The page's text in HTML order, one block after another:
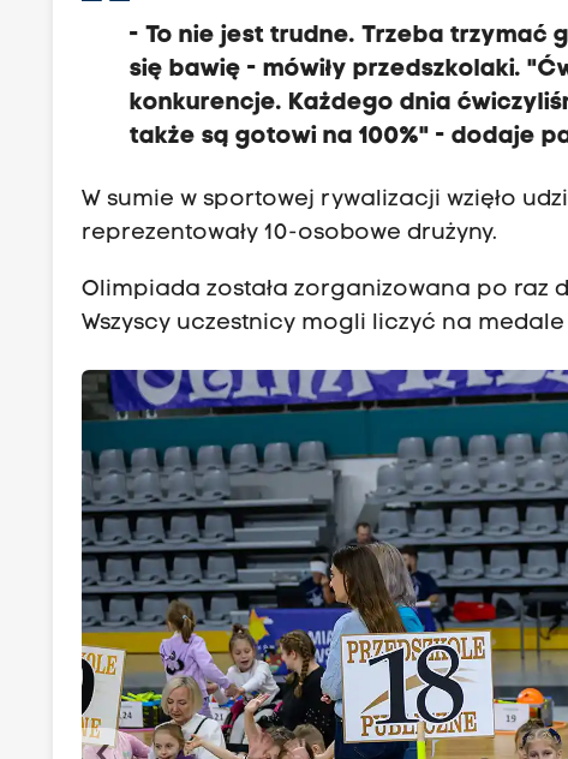
- To nie jest trudne. Trzeba trzymać
się bawię - mówiły przedszkolaki. "
konkurencje. Każdego dnia
także są gotowi na 100%" - dodaje
W sumie w sportowej rywalizacji wzięło
reprezentowały 10-osobowe drużyny.
Olimpiada została zorganizowana po raz
Wszyscy uczestnicy mogli liczyć na